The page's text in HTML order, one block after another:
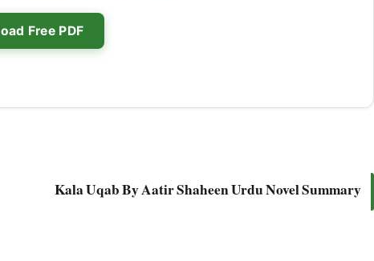
Free PDF
Kala Uqab By Aatir Shaheen Urdu Novel Summary